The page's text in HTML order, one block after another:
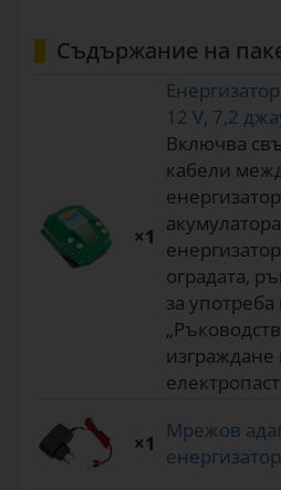
Съдържание на
×1
12 V, 7,2
Включва
кабели
оградата,
за употреба
изграждане
×1
Мрежов